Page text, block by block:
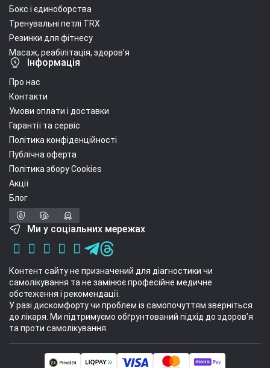
Бокс і єдиноборства
Тренувальні петлі TRX
Резинки для фітнесу
Масаж, реабілітація, здоров'я
Інформація
Про нас
Контакти
Умови оплати і доставки
Гарантії та сервіс
Політика конфіденційності
Публічна оферта
Політика збору Cookies
Акції
Блог
Ми у соціальних мережах
Контент сайту не призначений для діагностики чи
самолікування та не замінює професійне медичне
обстеження і рекомендації.
У разі дискомфорту чи проблем із самопочуттям зверніться
до лікаря. Ми підтримуємо обґрунтований підхід до здоров’я
та проти самолікування.